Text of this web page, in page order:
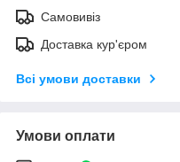
Самовивіз
Доставка кур'єром
Всі умови доставки
Умови оплати